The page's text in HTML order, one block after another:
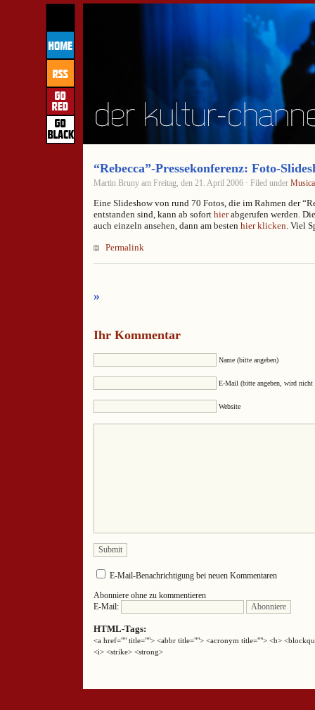
“Rebecca”-Pressekonferenz: Foto-
Martin Bruny am Freitag, den 21. April 2006 · Filed under
Eine Slideshow von rund 70 Fotos, die im Rahmen der
entstanden sind, kann ab sofort hierabgerufen werden.
auch einzeln ansehen, dann am besten hier klicken. Viel
Permalink
»
Ihr Kommentar
Name (bitte angeben)
E-Mail (bitte angeben, wird nicht
Website
E-Mail-Benachrichtigung bei neuen Kommentaren
Abonniere ohne zu kommentieren
E-Mail:
HTML-Tags:
<a href="" title=""> <abbr title=""> <acronym title=""> <b>
<i> <strike> <strong>